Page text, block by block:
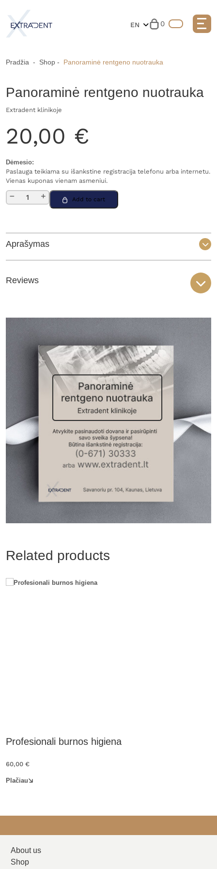
EN 0
Pradžia - Shop - Panoraminė rentgeno nuotrauka
Panoraminė rentgeno nuotrauka
Extradent klinikoje
20,00 €
Dėmesio:
Paslauga teikiama su išankstine registracija telefonu arba internetu.
Vienas kuponas vienam asmeniui.
Panoraminė
rentgeno
Add to cart
Aprašymas
Reviews
Related products
Profesionali burnos higiena
60,00 €
Plačiau
About us
Shop